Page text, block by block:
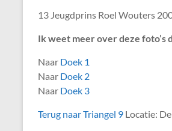
13 Jeugdprins Roel Wouters
Ik weet meer over deze foto’s
Naar Doek 1
Naar Doek 2
Naar Doek 3
Terug naar Triangel 9 Locatie: